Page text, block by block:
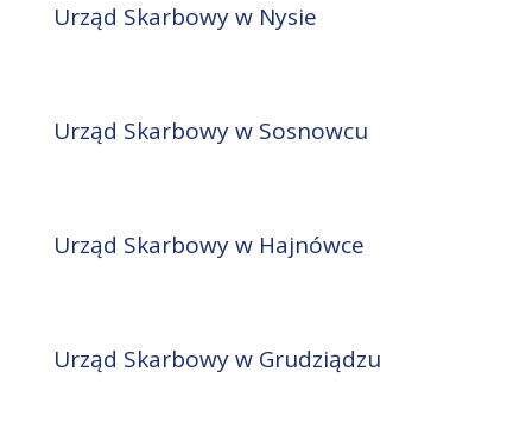
Urząd Skarbowy w Nysie
Urząd Skarbowy w Sosnowcu
Urząd Skarbowy w Hajnówce
Urząd Skarbowy w Grudziądzu